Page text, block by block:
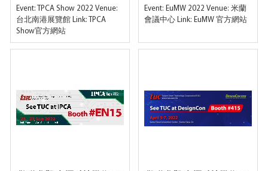
Event: TPCA Show 2022 Venue:
台北南港展覽館 Link: TPCA
Show官方網站
Event: EuMW 2022 Venue: 米蘭
會議中心 Link: EuMW 官方網站